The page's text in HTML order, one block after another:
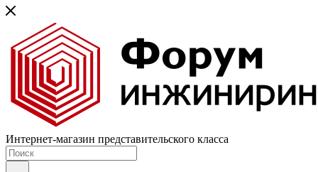
Интернет-магазин представительского класса